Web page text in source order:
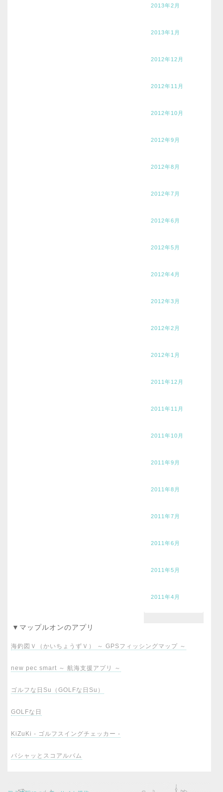
2013年2月
2013年1月
2012年12月
2012年11月
2012年10月
2012年9月
2012年8月
2012年7月
2012年6月
2012年5月
2012年4月
2012年3月
2012年2月
2012年1月
2011年12月
2011年11月
2011年10月
2011年9月
2011年8月
2011年7月
2011年6月
2011年5月
2011年4月
▼マップルオンのアプリ
海釣図Ｖ（かいちょうずＶ） ～ GPSフィッシングマップ ～
new pec smart ～ 航海支援アプリ ～
ゴルフな日Su（GOLFな日Su）
GOLFな日
KiZuKi - ゴルフスイングチェッカー -
パシャッとスコアルバム